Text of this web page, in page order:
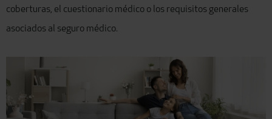
coberturas, el cuestionario médico o los requisitos generales
asociados al seguro médico.